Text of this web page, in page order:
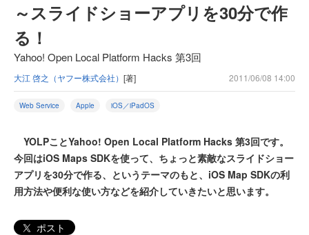
～スライドショーアプリを30分で作
る！
Yahoo! Open Local Platform Hacks 第3回
大江 啓之（ヤフー株式会社） [著] 2011/06/08 14:00
Web Service Apple iOS／iPadOS
YOLPことYahoo! Open Local Platform Hacks 第3回です。
今回はiOS Maps SDKを使って、ちょっと素敵なスライドショー
アプリを30分で作る、というテーマのもと、iOS Map SDKの利
用方法や便利な使い方などを紹介していきたいと思います。
ポスト